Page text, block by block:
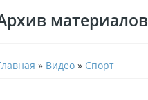
материалов
» Видео » Спорт